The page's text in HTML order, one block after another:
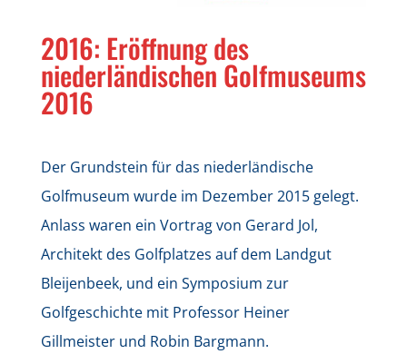
2016: Eröffnung des
niederländischen Golfmuseums
2016
Der Grundstein für das niederländische
Golfmuseum wurde im Dezember 2015 gelegt.
Anlass waren ein Vortrag von Gerard Jol,
Architekt des Golfplatzes auf dem Landgut
Bleijenbeek, und ein Symposium zur
Golfgeschichte mit Professor Heiner
Gillmeister und Robin Bargmann.